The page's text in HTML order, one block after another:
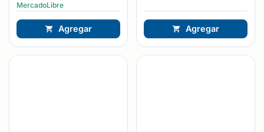
MercadoLibre
Agregar Agregar